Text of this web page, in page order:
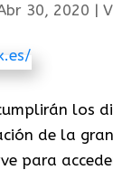
30, 2020 |
los
de la
para